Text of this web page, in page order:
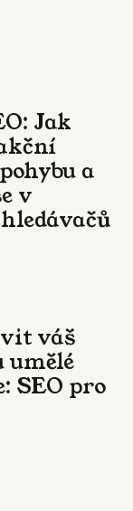
Jak
a
v
váš
umělé
SEO pro